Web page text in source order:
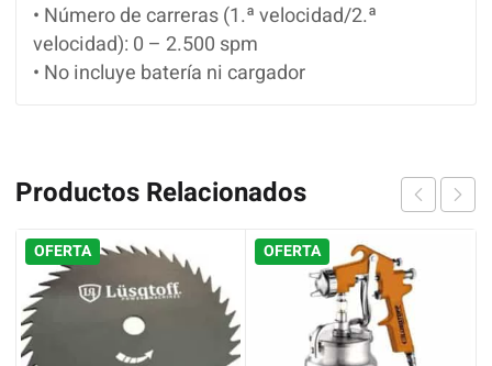
• Número de carreras (1.ª velocidad/2.ª
velocidad): 0 – 2.500 spm
• No incluye batería ni cargador
Productos Relacionados
OFERTA OFERTA